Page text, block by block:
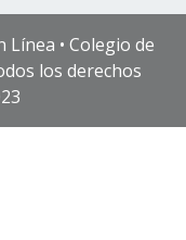
• Colegio de
los derechos